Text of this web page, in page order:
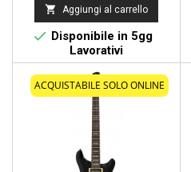
 Aggiungi al carrello
 Disponibile in 5gg
Lavorativi
ACQUISTABILE SOLO ONLINE